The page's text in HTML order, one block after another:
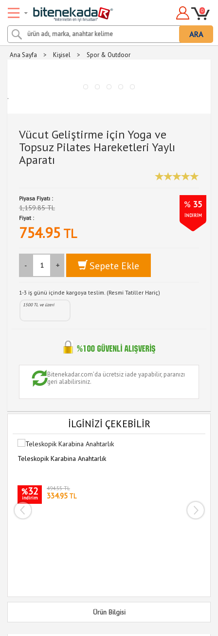
ARA
0
Ana Sayfa > Kişisel > Spor & Outdoor
.
Vücut Geliştirme için Yoga ve
Topsuz Pilates Hareketleri Yaylı
Aparatı
Piyasa Fiyatı :
1,159.85 TL % 35
İNDİRİM
Fiyat :
754.95 TL
- + Sepete Ekle
1-3 iş günü içinde kargoya teslim. (Resmi Tatiller Hariç)
1500 TL ve üzeri
Bitenekadar.com'da ücretsiz iade yapabilir, paranızı
geri alabilirsiniz.
İLGİNİZİ ÇEKEBİLİR
Teleskopik Karabina Anahtarlık
%32
indirim
494.55 TL
334.95 TL
Ürün Bilgisi